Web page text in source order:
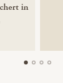
in
gentechnikfrei